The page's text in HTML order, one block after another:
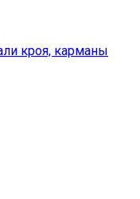
кроя, карманы